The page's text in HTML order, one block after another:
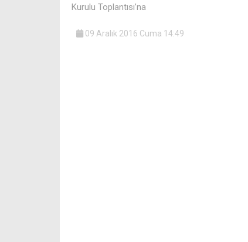
Kurulu Toplantısı’na
09 Aralık 2016 Cuma 14:49